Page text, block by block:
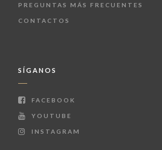
PREGUNTAS MÁS FRECUENTES
CONTACTOS
SÍGANOS
FACEBOOK
YOUTUBE
INSTAGRAM